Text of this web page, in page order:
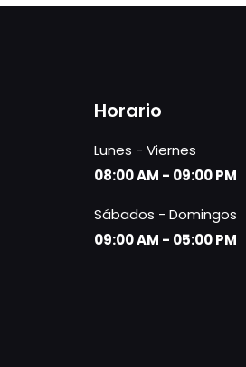
Horario
Lunes - Viernes
08:00 AM - 09:00 PM
Sábados - Domingos
09:00 AM - 05:00 PM